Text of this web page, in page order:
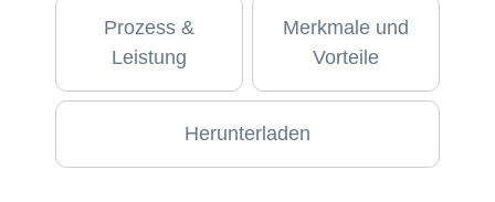
Prozess &
Leistung
Merkmale und
Vorteile
Herunterladen